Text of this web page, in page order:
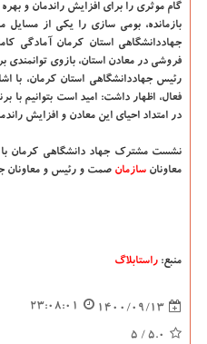
گام موثری را برای افزایش راندمان و
بازمانده، بومی سازی را یکی از
جهاددانشگاهی استان کرمان آمادگی
فروشی در معادن استان، بازوی توانمندی
رئیس جهاددانشگاهی استان کرمان، با
فعال، اظهار داشت: امید است بتوانیم با
در امتداد احیای این معادن و افزایش
نشست مشترک جهاد دانشگاهی کرمان
معاونان سازمان صمت و رئیس و معاونان
منبع: راستابلاگ
1400/09/13
23:08:01
5.0
/ 5